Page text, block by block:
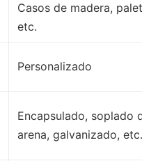
Casos de madera,
etc.
Personalizado
Encapsulado, soplado
arena, galvanizado, etc.